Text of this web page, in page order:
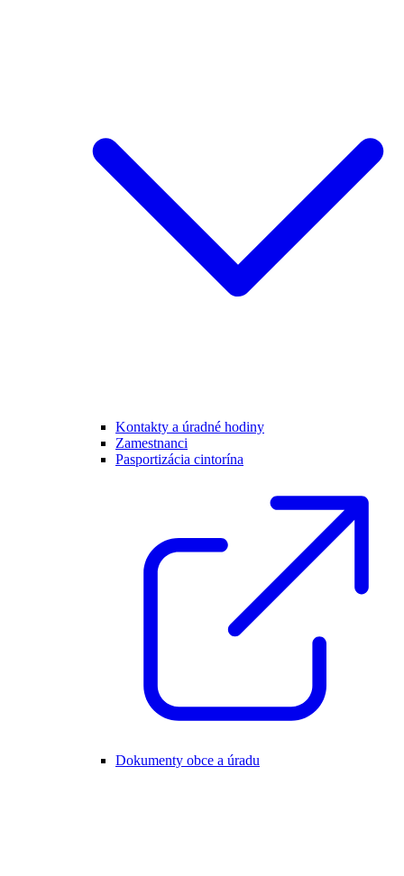
Kontakty a úradné hodiny
Zamestnanci
Pasportizácia cintorína
Dokumenty obce a úradu